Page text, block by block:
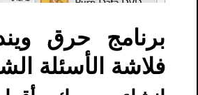
برنامج حرق
فلاشة الأسئلة